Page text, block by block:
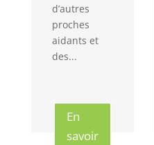
d’autres
proches
aidants et
des...
En
savoir